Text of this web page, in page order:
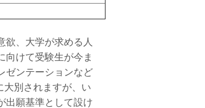
欲、大学が求める人
向けて受験生が今ま
ゼンテーションなど
大別されますが、い
出願基準として設け